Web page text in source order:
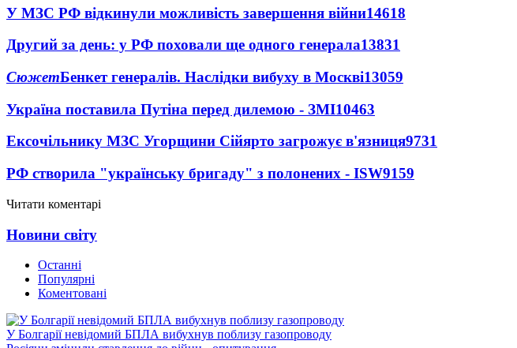
У МЗС РФ відкинули можливість завершення війни14618
Другий за день: у РФ поховали ще одного генерала13831
СюжетБенкет генералів. Наслідки вибуху в Москві13059
Україна поставила Путіна перед дилемою - ЗМІ10463
Ексочільнику МЗС Угорщини Сійярто загрожує в'язниця9731
РФ створила "українську бригаду" з полонених - ISW9159
Читати коментарі
Новини світу
Останні
Популярні
Коментовані
У Болгарії невідомий БПЛА вибухнув поблизу газопроводу